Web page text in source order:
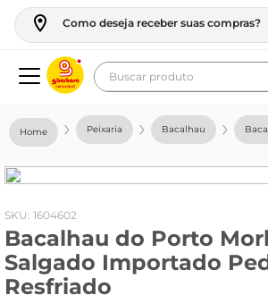
Como deseja receber suas compras?
Buscar produto
Peixaria Bacalhau
: 1604602
Bacalhau do Porto
Salgado Importado
Resfriado
geladeira
fogao
café
cerveja